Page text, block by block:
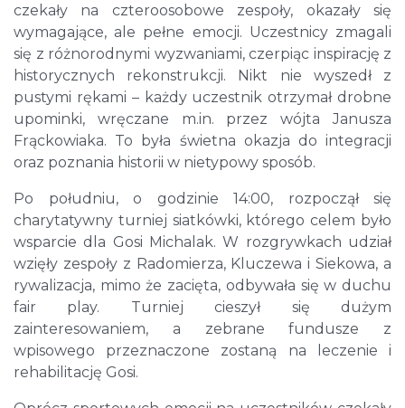
czekały na czteroosobowe zespoły, okazały się
wymagające, ale pełne emocji. Uczestnicy zmagali
się z różnorodnymi wyzwaniami, czerpiąc inspirację z
historycznych rekonstrukcji. Nikt nie wyszedł z
pustymi rękami – każdy uczestnik otrzymał drobne
upominki, wręczane m.in. przez wójta Janusza
Frąckowiaka. To była świetna okazja do integracji
oraz poznania historii w nietypowy sposób.
Po południu, o godzinie 14:00, rozpoczął się
charytatywny turniej siatkówki, którego celem było
wsparcie dla Gosi Michalak. W rozgrywkach udział
wzięły zespoły z Radomierza, Kluczewa i Siekowa, a
rywalizacja, mimo że zacięta, odbywała się w duchu
fair play. Turniej cieszył się dużym
zainteresowaniem, a zebrane fundusze z
wpisowego przeznaczone zostaną na leczenie i
rehabilitację Gosi.